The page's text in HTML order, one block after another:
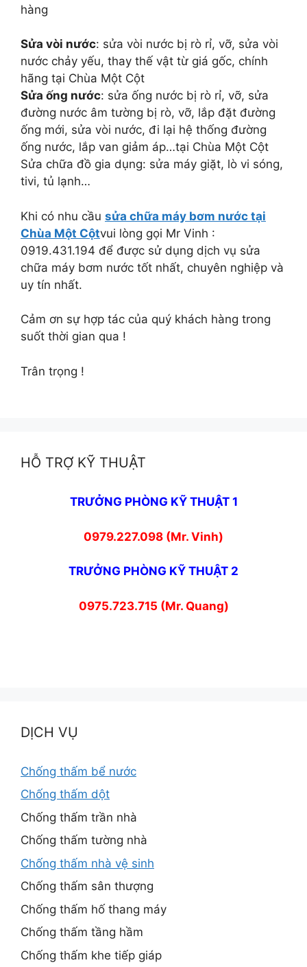
hàng
Sửa vòi nước: sửa vòi nước bị rò rỉ, vỡ, sửa vòi
nước chảy yếu, thay thế vật từ giá gốc, chính
hãng tại Chùa Một Cột
Sửa ống nước: sửa ống nước bị rò rỉ, vỡ, sửa
đường nước âm tường bị rò, vỡ, lắp đặt đường
ống mới, sửa vòi nước, đi lại hệ thống đường
ống nước, lắp van giảm áp…tại Chùa Một Cột
Sửa chữa đồ gia dụng: sửa máy giặt, lò vi sóng,
tivi, tủ lạnh…
Khi có nhu cầu sửa chữa máy bơm nước tại
Chùa Một Cộtvui lòng gọi Mr Vinh :
0919.431.194 để được sử dụng dịch vụ sửa
chữa máy bơm nước tốt nhất, chuyên nghiệp và
uy tín nhất.
Cảm ơn sự hợp tác của quý khách hàng trong
suốt thời gian qua !
Trân trọng !
HỖ TRỢ KỸ THUẬT
TRƯỞNG PHÒNG KỸ THUẬT 1
0979.227.098 (Mr. Vinh)
TRƯỞNG PHÒNG KỸ THUẬT 2
0975.723.715 (Mr. Quang)
DỊCH VỤ
Chống thấm bể nước
Chống thấm dột
Chống thấm trần nhà
Chống thấm tường nhà
Chống thấm nhà vệ sinh
Chống thấm sân thượng
Chống thấm hố thang máy
Chống thấm tầng hầm
Chống thấm khe tiếp giáp